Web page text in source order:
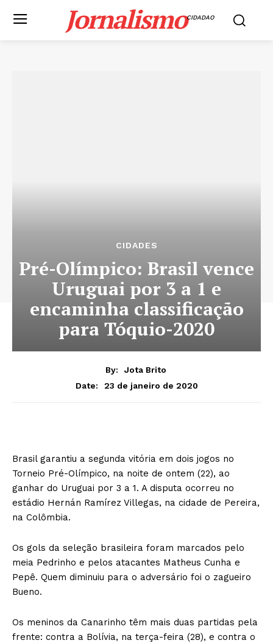
JornalismoCIDADAO
CIDADES
Pré-Olímpico: Brasil vence
Uruguai por 3 a 1 e
encaminha classificação
para Tóquio-2020
By:
Jota Brito
Date:
23 de janeiro de 2020
Brasil garantiu a segunda vitória em dois jogos no
Torneio Pré-Olímpico, na noite de ontem (22), ao
ganhar do Uruguai por 3 a 1. A disputa ocorreu no
estádio Hernán Ramírez Villegas, na cidade de Pereira,
na Colômbia.
Os gols da seleção brasileira foram marcados pelo
meia Pedrinho e pelos atacantes Matheus Cunha e
Pepê. Quem diminuiu para o adversário foi o zagueiro
Bueno.
Os meninos da Canarinho têm mais duas partidas pela
frente: contra a Bolívia, na terça-feira (28), e contra o